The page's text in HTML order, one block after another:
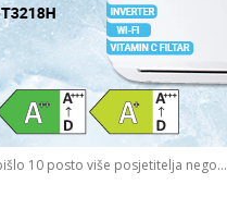
10 posto više posjetitelja nego...